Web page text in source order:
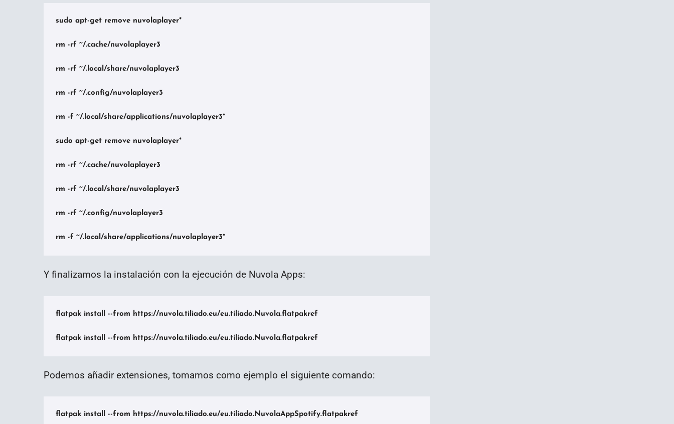
sudo apt-get remove nuvolaplayer*
rm -rf ~/.cache/nuvolaplayer3
rm -rf ~/.local/share/nuvolaplayer3
rm -rf ~/.config/nuvolaplayer3
rm -f ~/.local/share/applications/nuvolaplayer3*
sudo apt-get remove nuvolaplayer*
rm -rf ~/.cache/nuvolaplayer3
rm -rf ~/.local/share/nuvolaplayer3
rm -rf ~/.config/nuvolaplayer3
rm -f ~/.local/share/applications/nuvolaplayer3*
Y finalizamos la instalación con la ejecución de Nuvola Apps:
flatpak install --from https://nuvola.tiliado.eu/eu.tiliado.Nuvola.flatpakref
Podemos añadir extensiones, tomamos como ejemplo el siguiente comando:
flatpak install --from https://nuvola.tiliado.eu/eu.tiliado.NuvolaAppSpotify.flatpakref